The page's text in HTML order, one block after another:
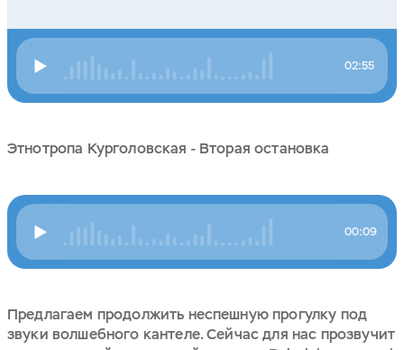
02:55
Этнотропа Курголовская - Вторая остановка
00:09
Предлагаем продолжить неспешную прогулку под
звуки волшебного кантеле. Сейчас для нас прозвучит